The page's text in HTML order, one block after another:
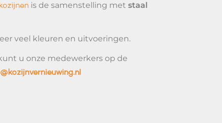
is de samenstelling met staal
veel kleuren en uitvoeringen.
u onze medewerkers op de